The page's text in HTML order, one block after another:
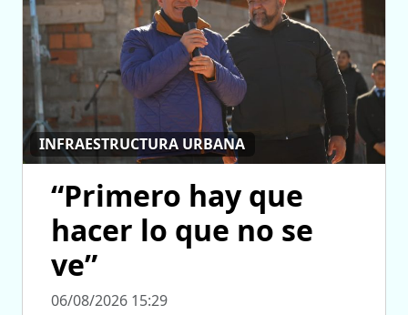
INFRAESTRUCTURA URBANA
“Primero hay que
hacer lo que no se
ve”
06/08/2026 15:29